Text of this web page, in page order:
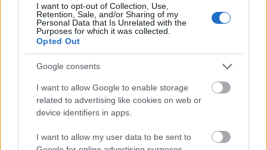
I want to opt-out of Collection, Use,
Retention, Sale, and/or Sharing of my
Personal Data that Is Unrelated with the
Purposes for which it was collected.
Opted Out
Google consents
I want to allow Google to enable storage
related to advertising like cookies on web or
device identifiers in apps.
I want to allow my user data to be sent to
A háromnapos eseményen Borpecsét játék is zajlott,
ezt az útlevelet kellett megtölteni pecsétekkel. Volt,
akinek sikerült, ehhez azonban legalább 29 tételt
kellett kóstolni.